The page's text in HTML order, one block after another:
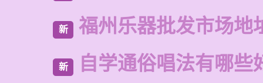
新 福州乐器批发市场地
新 自学通俗唱法有哪些